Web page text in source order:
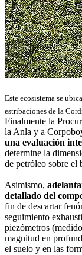
Este ecosistema se
estribaciones de la
Finalmente la
la Anla y a
una evaluación
determine la
de petróleo sobre el
Asimismo,
detallado del
fin de descartar
seguimiento
piezómetros
magnitud en
el suelo y en las